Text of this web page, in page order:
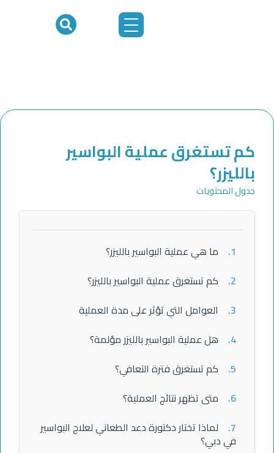
كم تستغرق عملية البواسير
بالليزر؟
جدول المحتويات
1.
ما هي عملية البواسير بالليزر؟
2.
كم تستغرق عملية البواسير بالليزر؟
3.
العوامل التي تؤثر على مدة العملية
4.
هل عملية البواسير بالليزر مؤلمة؟
5.
كم تستغرق فترة التعافي؟
6.
متى تظهر نتائج العملية؟
7.
لماذا تختار دكتورة دعد الطعاني لعلاج البواسير
في دبي؟